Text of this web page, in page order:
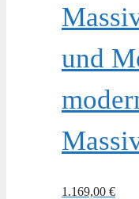
und
1.169,00 €